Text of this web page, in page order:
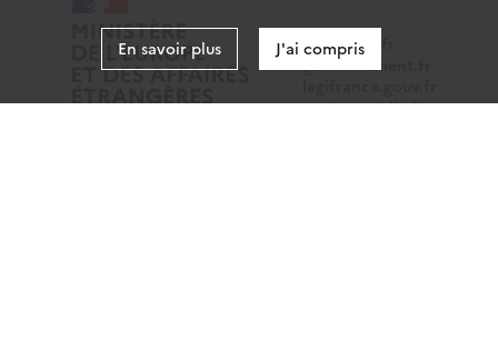
data.gouv.fr
gouvernement.fr
service-public.fr
En savoir plus J'ai compris